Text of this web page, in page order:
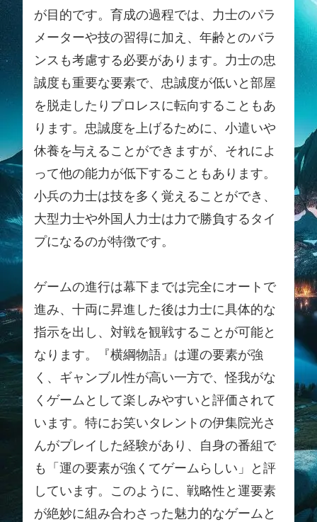
が目的です。育成の過程では、力士のパラ
メーターや技の習得に加え、年齢とのバラ
ンスも考慮する必要があります。力士の忠
誠度も重要な要素で、忠誠度が低いと部屋
を脱走したりプロレスに転向することもあ
ります。忠誠度を上げるために、小遣いや
休養を与えることができますが、それによ
って他の能力が低下することもあります。
小兵の力士は技を多く覚えることができ、
大型力士や外国人力士は力で勝負するタイ
プになるのが特徴です。
ゲームの進行は幕下までは完全にオートで
進み、十両に昇進した後は力士に具体的な
指示を出し、対戦を観戦することが可能と
なります。『横綱物語』は運の要素が強
く、ギャンブル性が高い一方で、怪我がな
くゲームとして楽しみやすいと評価されて
います。特にお笑いタレントの伊集院光さ
んがプレイした経験があり、自身の番組で
も「運の要素が強くてゲームらしい」と評
しています。このように、戦略性と運要素
が絶妙に組み合わさった魅力的なゲームと